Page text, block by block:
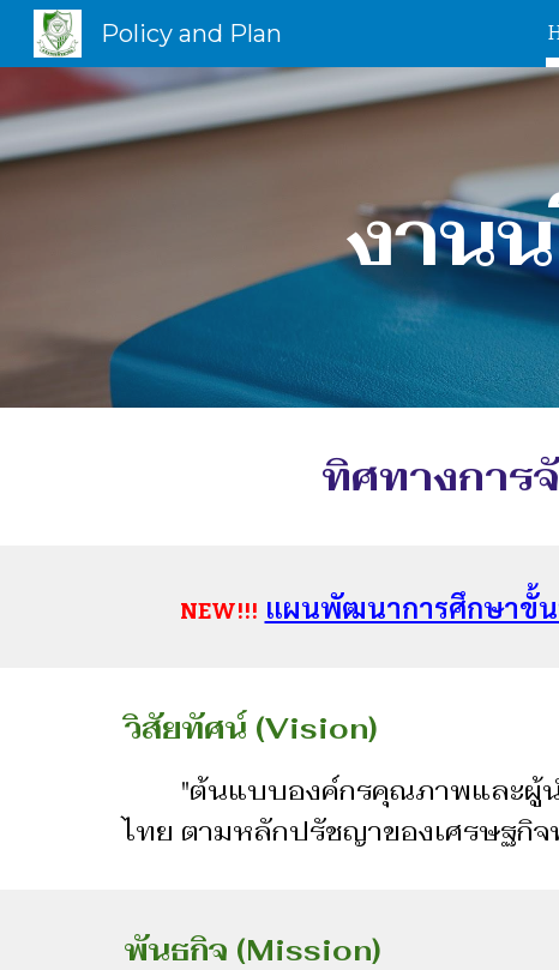
Policy and Plan
งาน
ทิศทางการ
NEW!!! แผนพัฒนาการศึกษาขั้
วิสัยทัศน์ (Vision)
"ต้นแบบองค์กรคุณภาพและผู้นํ
ไทย ตามหลักปรัชญาของเศรษฐกิจ
พันธกิจ (Mission)